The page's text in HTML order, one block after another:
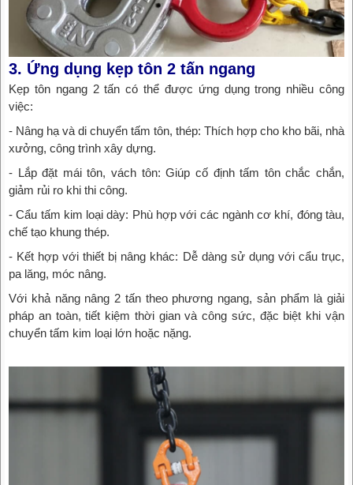
3. Ứng dụng kẹp tôn 2 tấn ngang
Kẹp tôn ngang 2 tấn có thể được ứng dụng trong nhiều công
việc:
- Nâng hạ và di chuyển tấm tôn, thép: Thích hợp cho kho bãi, nhà
xưởng, công trình xây dựng.
- Lắp đặt mái tôn, vách tôn: Giúp cố định tấm tôn chắc chắn,
giảm rủi ro khi thi công.
- Cẩu tấm kim loại dày: Phù hợp với các ngành cơ khí, đóng tàu,
chế tạo khung thép.
- Kết hợp với thiết bị nâng khác: Dễ dàng sử dụng với cẩu trục,
pa lăng, móc nâng.
Với khả năng nâng 2 tấn theo phương ngang, sản phẩm là giải
pháp an toàn, tiết kiệm thời gian và công sức, đặc biệt khi vận
chuyển tấm kim loại lớn hoặc nặng.